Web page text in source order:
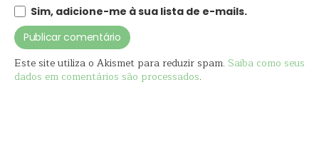
Sim, adicione-me à sua lista de e-mails.
Este site utiliza o Akismet para reduzir spam. Saiba como seus
dados em comentários são processados.